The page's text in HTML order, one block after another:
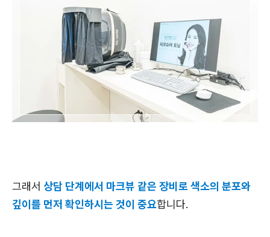
그래서 상담 단계에서 마크뷰 같은 장비로 색소의 분포와
깊이를 먼저 확인하시는 것이 중요합니다.